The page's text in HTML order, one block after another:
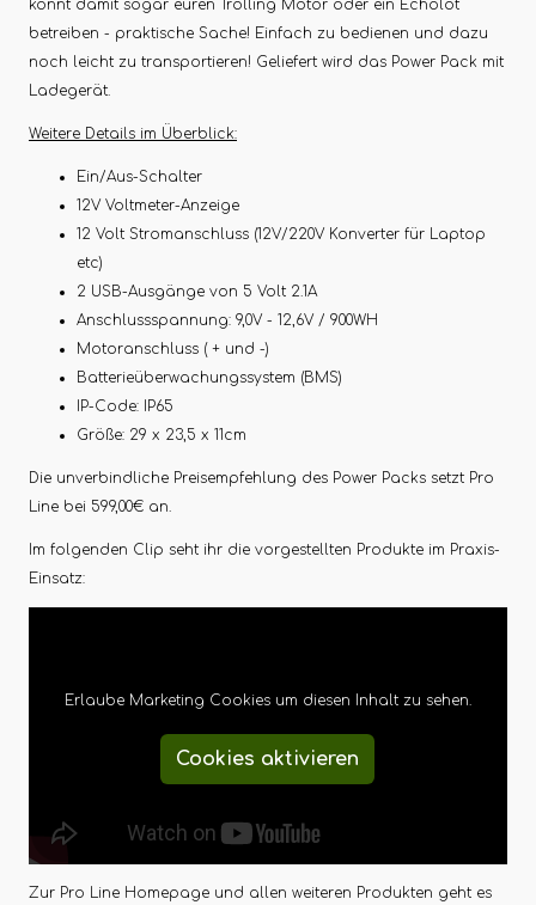
könnt damit sogar euren Trolling Motor oder ein Echolot
betreiben - praktische Sache! Einfach zu bedienen und dazu
noch leicht zu transportieren! Geliefert wird das Power Pack mit
Ladegerät.
Weitere Details im Überblick:
Ein/Aus-Schalter
12V Voltmeter-Anzeige
12 Volt Stromanschluss (12V/220V Konverter für Laptop
etc)
2 USB-Ausgänge von 5 Volt 2.1A
Anschlussspannung: 9,0V - 12,6V / 900WH
Motoranschluss ( + und -)
Batterieüberwachungssystem (BMS)
IP-Code: IP65
Größe: 29 x 23,5 x 11cm
Die unverbindliche Preisempfehlung des Power Packs setzt Pro
Line bei 599,00€ an.
Im folgenden Clip seht ihr die vorgestellten Produkte im Praxis-
Einsatz:
Erlaube Marketing Cookies um diesen Inhalt zu sehen.
Cookies aktivieren
Zur Pro Line Homepage und allen weiteren Produkten geht es